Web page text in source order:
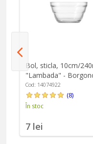
Bol, sticla, 10cm/
"Lambada" -
Cod: 14074922
(8)
În stoc
7 lei